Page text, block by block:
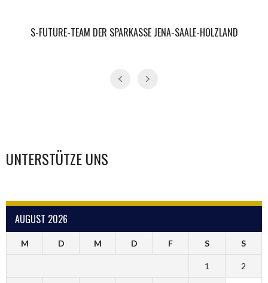
S-FUTURE-TEAM DER SPARKASSE JENA-SAALE-HOLZLAND
UNTERSTÜTZE UNS
AUGUST 2026
M D M D F S S
1 2